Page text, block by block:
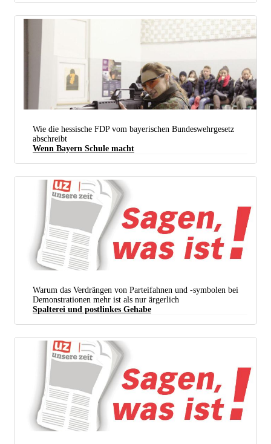
Naisan Raji ist Mitglied des Bundesvorstands der Partei „Die Linke“. (Foto: privat)
Eine Jugendoffizierin leistet „einen wichtigen Beitrag zur politischen Bildung“, wie es in
Bundeswehrkreisen heißt. (Foto: Wir. Dienen. Deutschland / flickr /
Wie die hessische FDP vom bayerischen Bundeswehrgesetz
abschreibt
Wenn Bayern Schule macht
Warum das Verdrängen von Parteifahnen und -symbolen bei
Demonstrationen mehr ist als nur ärgerlich
Spalterei und postlinkes Gehabe